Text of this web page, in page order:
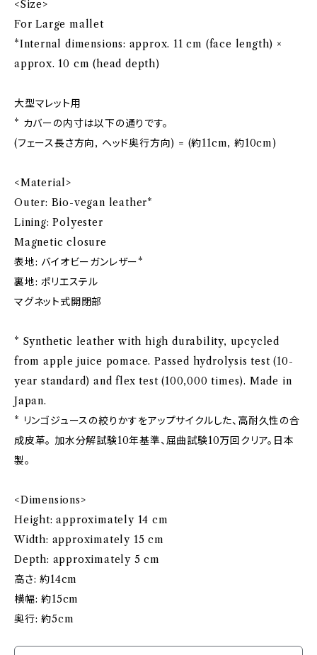
<Size>
For Large mallet
*Internal dimensions: approx. 11 cm (face length) ×
approx. 10 cm (head depth)
大型マレット用
* カバーの内寸は以下の通りです。
(フェース長さ方向, ヘッド奥行方向) = (約11cm, 約10cm)
<Material>
Outer: Bio-vegan leather*
Lining: Polyester
Magnetic closure
表地: バイオビーガンレザー*
裏地: ポリエステル
マグネット式開閉部
* Synthetic leather with high durability, upcycled
from apple juice pomace. Passed hydrolysis test (10-
year standard) and flex test (100,000 times). Made in
Japan.
* リンゴジュースの絞りかすをアップサイクルした、高耐久性の合
成皮革。 加水分解試験10年基準、屈曲試験10万回クリア。日本
製。
<Dimensions>
Height: approximately 14 cm
Width: approximately 15 cm
Depth: approximately 5 cm
高さ: 約14cm
横幅: 約15cm
奥行: 約5cm